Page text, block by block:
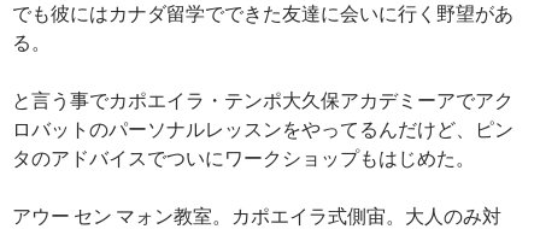
でも彼にはカナダ留学でできた友達に会いに行く野望があ
る。
と言う事でカポエイラ・テンポ大久保アカデミーアでアク
ロバットのパーソナルレッスンをやってるんだけど、ピン
タのアドバイスでついにワークショップもはじめた。
アウー セン マォン教室。カポエイラ式側宙。大人のみ対